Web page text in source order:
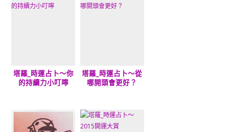
塔羅_時運占卜～你
的持續力小叮嚀
塔羅_時運占卜～從
哪開頭會更好？